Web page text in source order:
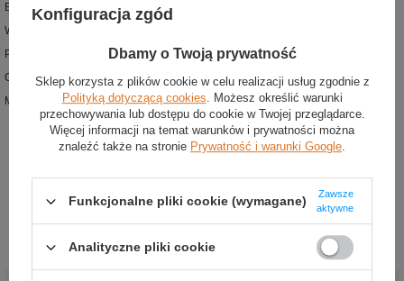
Buty sportowe z nowej kolekcji Sparco
Wykonane z wysokiej jakości mikrofibry
Perforacje dla lepszej wentylacji
Oddychająca siatkowa podszewka
Miękka podeszwa z gumy i poliuretanu
Konfiguracja zgód
Dbamy o Twoją prywatność
Sklep korzysta z plików cookie w celu realizacji usług zgodnie z
Polityką dotyczącą cookies. Możesz określić warunki
przechowywania lub dostępu do cookie w Twojej przeglądarce.
Więcej informacji na temat warunków i prywatności można
znaleźć także na stronie Prywatność i warunki Google.
Funkcjonalne pliki cookie (wymagane)
Zawsze
aktywne
Analityczne pliki cookie